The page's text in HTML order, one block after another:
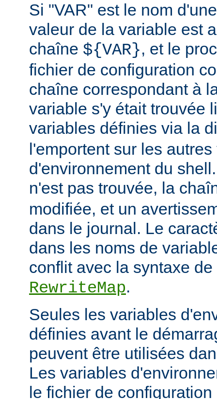
Si "VAR" est le nom
valeur de la variable est
chaîne ${VAR}, et le
fichier de configuration
chaîne correspondant à
variable s'y était trouvée
variables définies via la
l'emportent sur les
d'environnement du
n'est pas trouvée, la
modifiée, et un
dans le journal. Le
dans les noms de
conflit avec la syntaxe
RewriteMap.
Seules les variables
définies avant le
peuvent être utilisées
Les variables
le fichier de